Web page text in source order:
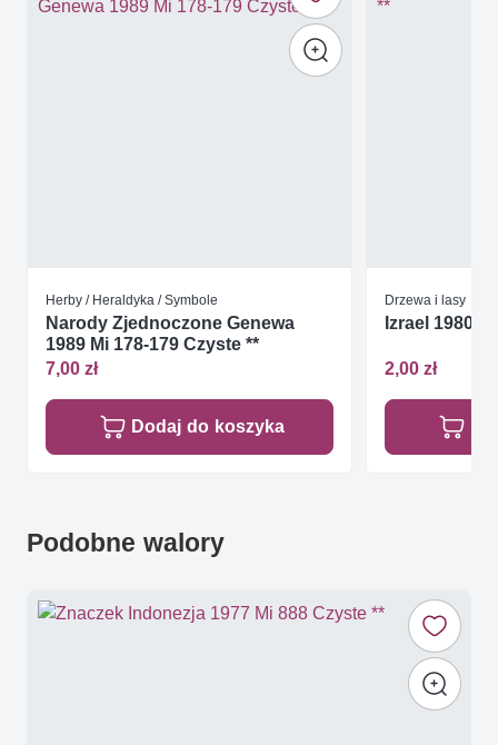
Herby / Heraldyka / Symbole
Narody Zjednoczone Genewa
1989 Mi 178-179 Czyste **
7,00 zł
Dodaj do koszyka
Drzewa i lasy
Izrael 1980
2,00 zł
Podobne walory